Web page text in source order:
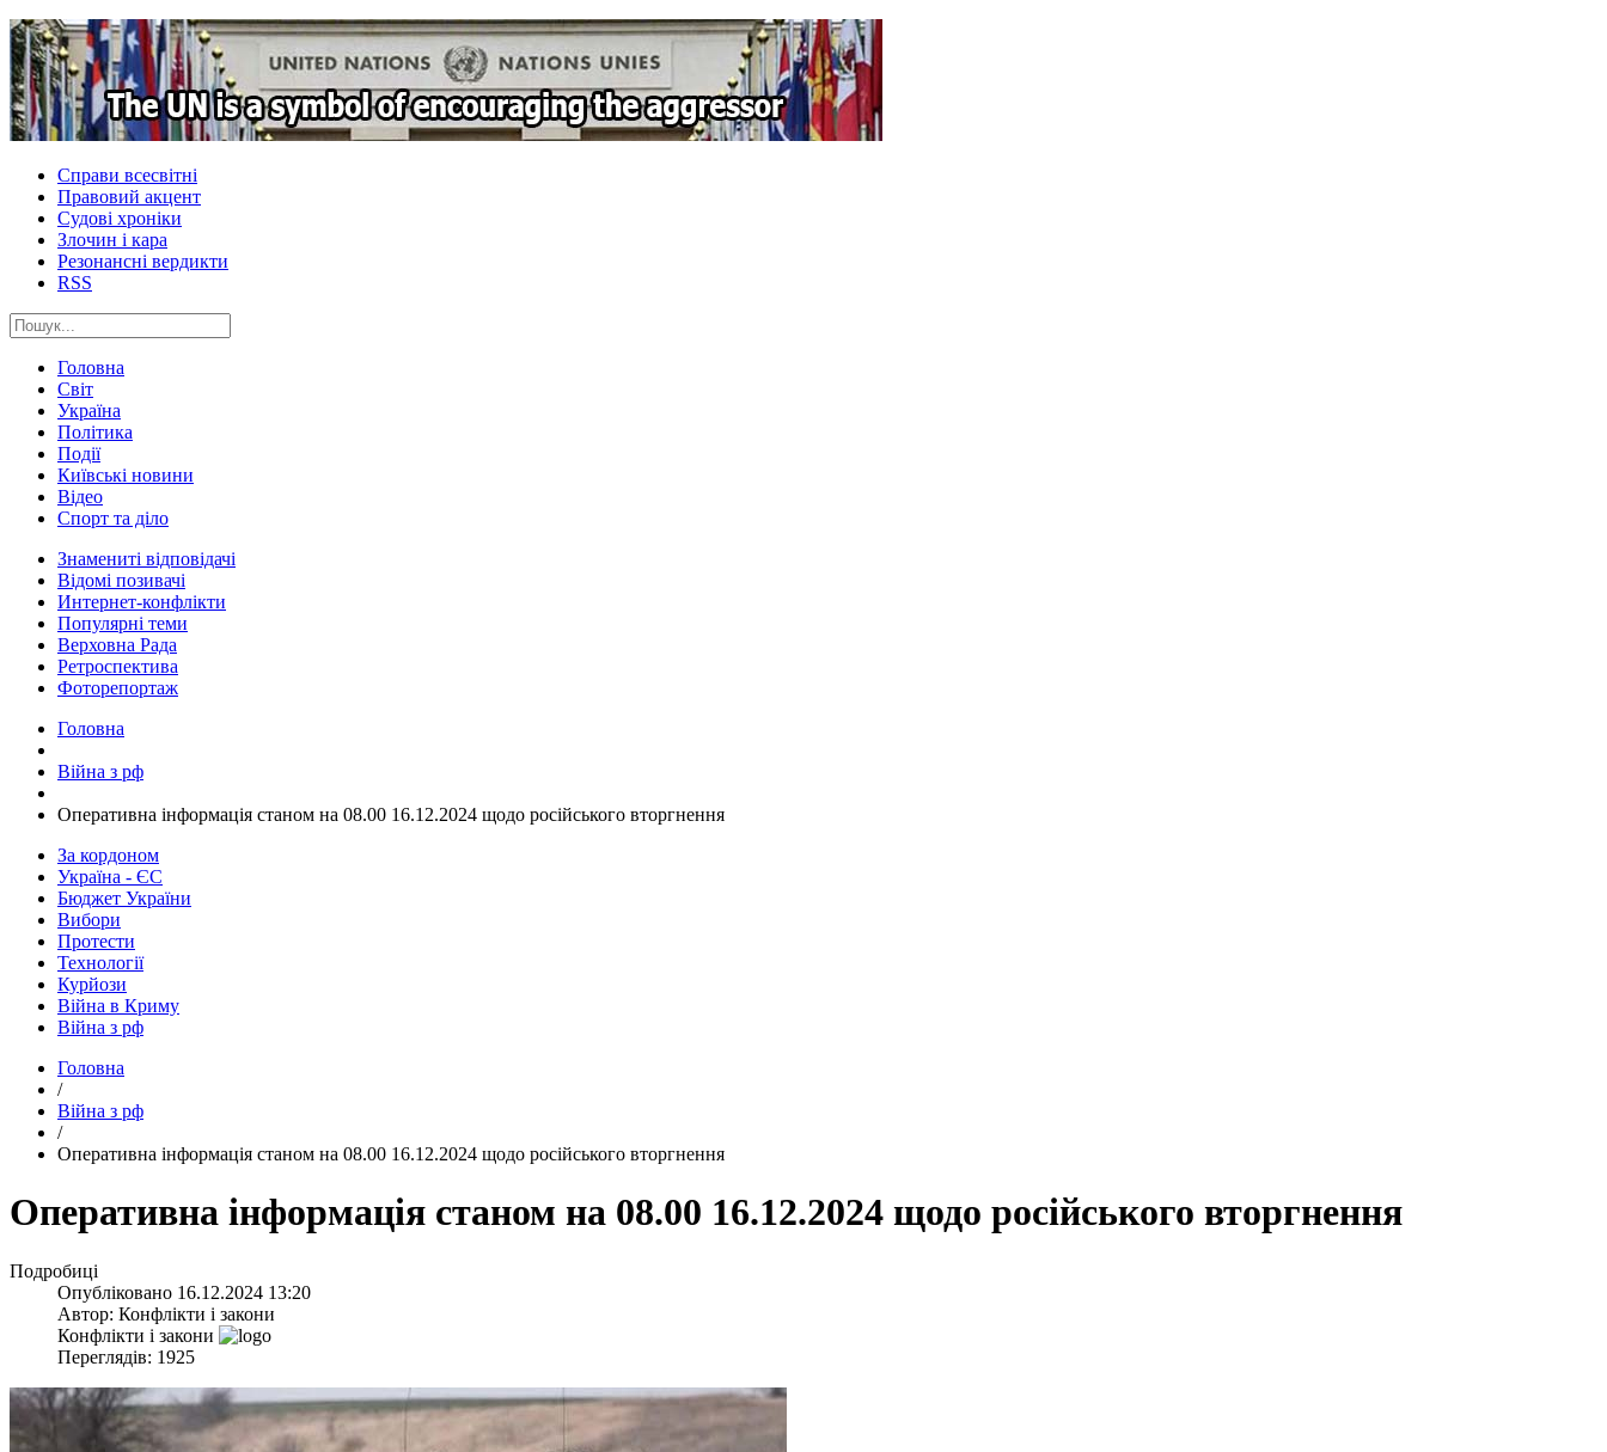
Справи всесвітні
Правовий акцент
Судові хроніки
Злочин і кара
Резонансні вердикти
RSS
Головна
Світ
Україна
Політика
Події
Київські новини
Відео
Спорт та діло
Знамениті відповідачі
Відомі позивачі
Интернет-конфлікти
Популярні теми
Верховна Рада
Ретроспектива
Фоторепортаж
Головна
Війна з рф
​Оперативна інформація станом на 08.00 16.12.2024 щодо російського вторгнення
За кордоном
Україна - ЄС
Бюджет України
Вибори
Протести
Технології
Курйози
Війна в Криму
Війна з рф
Головна
/
Війна з рф
/
​Оперативна інформація станом на 08.00 16.12.2024 щодо російського вторгнення
​Оперативна інформація станом на 08.00 16.12.2024 щодо російського вторгнення
Подробиці
Опубліковано 16.12.2024 13:20
Автор: Конфлікти і закони
Конфлікти і закони
Переглядів: 1925